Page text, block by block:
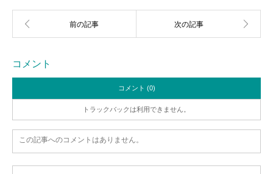
コメント
コメント (0)
トラックバックは利用できません。
この記事へのコメントはありません。